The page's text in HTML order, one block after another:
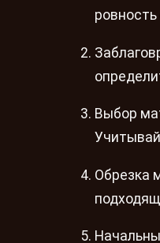
Выбор
Обрезка